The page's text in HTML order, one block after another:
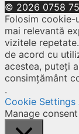
© 2026 0758
Folosim
mai relevantă
vizitele
de acord cu
acestea, puteți
consimțământ
.
Cookie Settings
Manage consent